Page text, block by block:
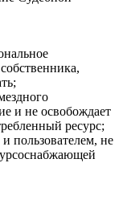
и не освобождает
ресурс;
пользователем, не